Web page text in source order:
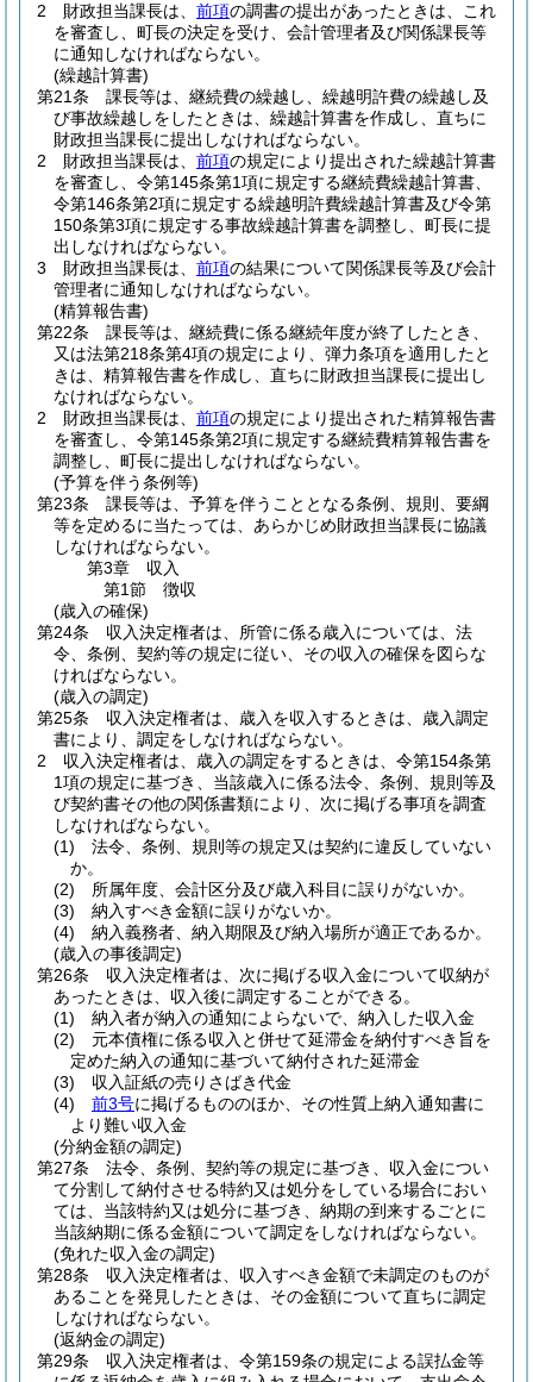
2
財政担当課長は、 前項の調書の提出があったときは、これ
を審査し、町長の決定を受け、会計管理者及び関係課長等
に通知しなければならない。
(繰越計算書)
第21条
課長等は、継続費の繰越し、繰越明許費の繰越し及
び事故繰越しをしたときは、繰越計算書を作成し、直ちに
財政担当課長に提出しなければならない。
2
財政担当課長は、 前項の規定により提出された繰越計算書
を審査し、令第145条第1項に規定する継続費繰越計算書、
令第146条第2項に規定する繰越明許費繰越計算書及び令第
150条第3項に規定する事故繰越計算書を調整し、町長に提
出しなければならない。
3
財政担当課長は、 前項の結果について関係課長等及び会計
管理者に通知しなければならない。
(精算報告書)
第22条
課長等は、継続費に係る継続年度が終了したとき、
又は法第218条第4項の規定により、弾力条項を適用したと
きは、精算報告書を作成し、直ちに財政担当課長に提出し
なければならない。
2
財政担当課長は、 前項の規定により提出された精算報告書
を審査し、令第145条第2項に規定する継続費精算報告書を
調整し、町長に提出しなければならない。
(予算を伴う条例等)
第23条
課長等は、予算を伴うこととなる条例、規則、要綱
等を定めるに当たっては、あらかじめ財政担当課長に協議
しなければならない。
第3章
収入
第1節
徴収
(歳入の確保)
第24条
収入決定権者は、所管に係る歳入については、法
令、条例、契約等の規定に従い、その収入の確保を図らな
ければならない。
(歳入の調定)
第25条
収入決定権者は、歳入を収入するときは、歳入調定
書により、調定をしなければならない。
2
収入決定権者は、歳入の調定をするときは、令第154条第
1項の規定に基づき、当該歳入に係る法令、条例、規則等及
び契約書その他の関係書類により、次に掲げる事項を調査
しなければならない。
(1)
法令、条例、規則等の規定又は契約に違反していない
か。
(2)
所属年度、会計区分及び歳入科目に誤りがないか。
(3)
納入すべき金額に誤りがないか。
(4)
納入義務者、納入期限及び納入場所が適正であるか。
(歳入の事後調定)
第26条
収入決定権者は、次に掲げる収入金について収納が
あったときは、収入後に調定することができる。
(1)
納入者が納入の通知によらないで、納入した収入金
(2)
元本債権に係る収入と併せて延滞金を納付すべき旨を
定めた納入の通知に基づいて納付された延滞金
(3)
収入証紙の売りさばき代金
(4)
前3号に掲げるもののほか、その性質上納入通知書に
より難い収入金
(分納金額の調定)
第27条
法令、条例、契約等の規定に基づき、収入金につい
て分割して納付させる特約又は処分をしている場合におい
ては、当該特約又は処分に基づき、納期の到来するごとに
当該納期に係る金額について調定をしなければならない。
(免れた収入金の調定)
第28条
収入決定権者は、収入すべき金額で未調定のものが
あることを発見したときは、その金額について直ちに調定
しなければならない。
(返納金の調定)
第29条
収入決定権者は、令第159条の規定による誤払金等